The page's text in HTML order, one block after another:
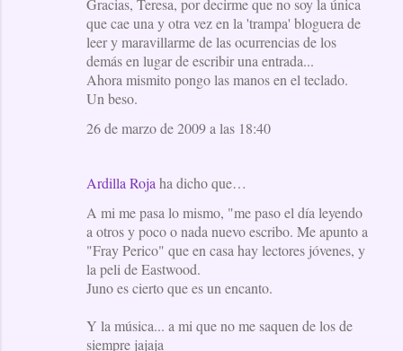
Gracias, Teresa, por decirme que no soy la única
que cae una y otra vez en la 'trampa' bloguera de
leer y maravillarme de las ocurrencias de los
demás en lugar de escribir una entrada...
Ahora mismito pongo las manos en el teclado.
Un beso.
26 de marzo de 2009 a las 18:40
Ardilla Roja ha dicho que…
A mi me pasa lo mismo, "me paso el día leyendo
a otros y poco o nada nuevo escribo. Me apunto a
"Fray Perico" que en casa hay lectores jóvenes, y
la peli de Eastwood.
Juno es cierto que es un encanto.
Y la música... a mi que no me saquen de los de
siempre jajaja